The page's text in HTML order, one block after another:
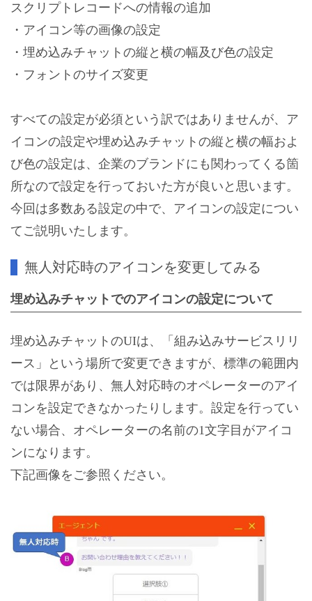
スクリプトレコードへの情報の追加
・アイコン等の画像の設定
・埋め込みチャットの縦と横の幅及び色の設定
・フォントのサイズ変更
すべての設定が必須という訳ではありませんが、ア
イコンの設定や埋め込みチャットの縦と横の幅およ
び色の設定は、企業のブランドにも関わってくる箇
所なので設定を行っておいた方が良いと思います。
今回は多数ある設定の中で、アイコンの設定につい
てご説明いたします。
無人対応時のアイコンを変更してみる
埋め込みチャットでのアイコンの設定について
埋め込みチャットのUIは、「組み込みサービスリリ
ース」という場所で変更できますが、標準の範囲内
では限界があり、無人対応時のオペレーターのアイ
コンを設定できなかったりします。設定を行ってい
ない場合、オペレーターの名前の1文字目がアイコ
ンになります。
下記画像をご参照ください。